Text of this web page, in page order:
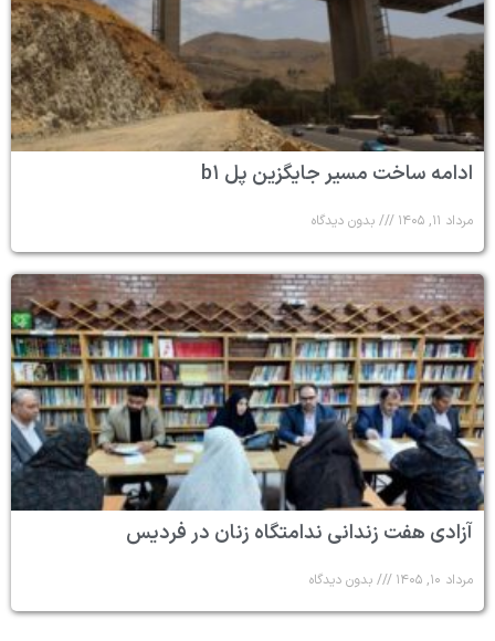
ادامه ساخت مسیر جایگزین پل b۱
مرداد ۱۱, ۱۴۰۵ بدون دیدگاه
آزادی هفت زندانی ندامتگاه زنان در فردیس
مرداد ۱۰, ۱۴۰۵ بدون دیدگاه